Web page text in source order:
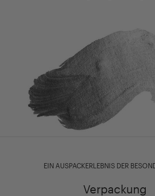
EIN AUSPACKERLEBNIS DER
Verpackung